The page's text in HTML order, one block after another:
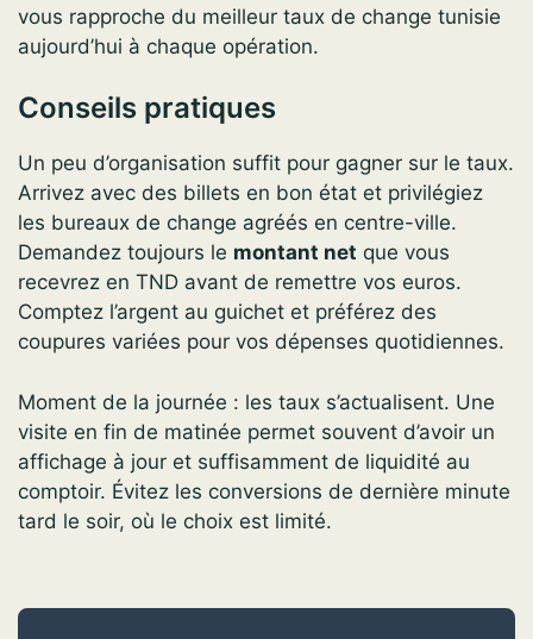
vous rapproche du meilleur taux de change tunisie
aujourd’hui à chaque opération.
Conseils pratiques
Un peu d’organisation suffit pour gagner sur le taux.
Arrivez avec des billets en bon état et privilégiez
les bureaux de change agréés en centre-ville.
Demandez toujours le montant net que vous
recevrez en TND avant de remettre vos euros.
Comptez l’argent au guichet et préférez des
coupures variées pour vos dépenses quotidiennes.
Moment de la journée : les taux s’actualisent. Une
visite en fin de matinée permet souvent d’avoir un
affichage à jour et suffisamment de liquidité au
comptoir. Évitez les conversions de dernière minute
tard le soir, où le choix est limité.